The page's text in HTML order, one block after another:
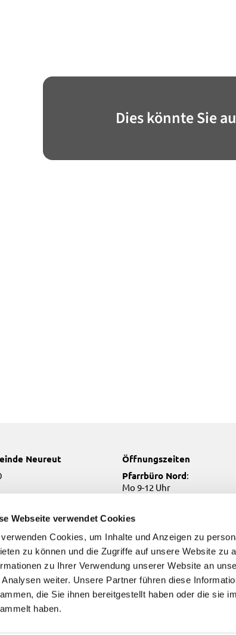
Webseite verwendet Cookies
Cookies, um Inhalte und Anzeigen zu
zu können und die Zugriffe auf unsere Website zu
zu Ihrer Verwendung unserer Website an
Analysen weiter. Unsere Partner führen diese
die Sie ihnen bereitgestellt haben oder die sie
haben.
Dies könnte Sie
Neureut
Öffnungszeiten
Pfarrbüro Nord:
Mo 9-12 Uhr
Pfarrbüro Kirchfeld:
Do, Fr 9-12 Uhr
Pfarrbüro Süd :
Di, Fr 9-12 Uhr
Neureut Kontakt Impressum